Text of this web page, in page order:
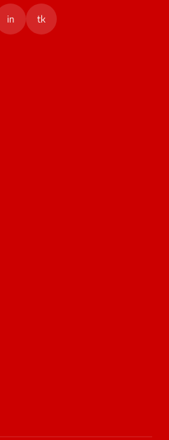
in tk